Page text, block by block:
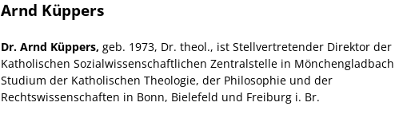
Arnd Küppers
Dr. Arnd Küppers,geb. 1973, Dr. theol., ist Stellvertretender Direktor der
Katholischen Sozialwissenschaftlichen Zentralstelle in
Studium der Katholischen Theologie, der Philosophie und der
Rechtswissenschaften in Bonn, Bielefeld und Freiburg i. Br.